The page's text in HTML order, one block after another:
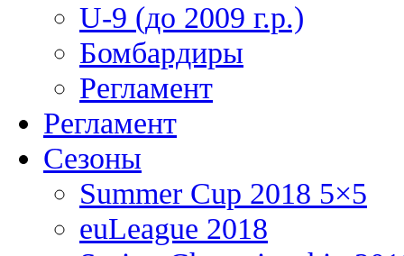
U-9 (до 2009 г.р.)
Бомбардиры
Регламент
Регламент
Сезоны
Summer Cup 2018 5×5
euLeague 2018